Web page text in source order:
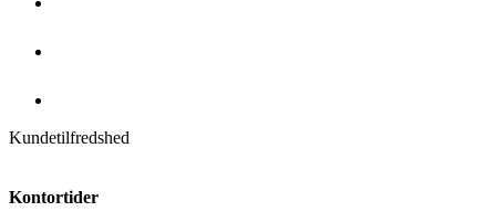
Kundetilfredshed
Kontortider